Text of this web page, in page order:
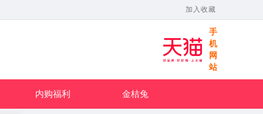
加入收藏
手
机
网
站
内购福利 金桔兔